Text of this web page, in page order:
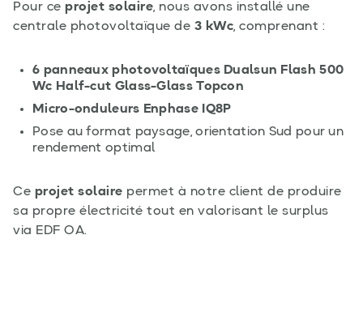
Pour ce projet solaire, nous avons installé une
centrale photovoltaïque de 3 kWc, comprenant :
6 panneaux photovoltaïques Dualsun Flash 500
Wc Half-cut Glass-Glass Topcon
Micro-onduleurs Enphase IQ8P
Pose au format paysage, orientation Sud pour un
rendement optimal
Ce projet solaire permet à notre client de produire
sa propre électricité tout en valorisant le surplus
via EDF OA.